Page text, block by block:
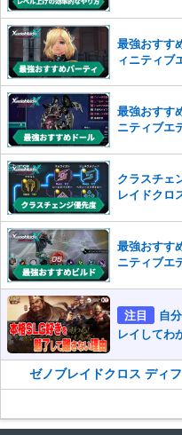
また、過度な利用規約の違反や
った場合は、法的措置をとらせ
かじめご理解くださいませ。
最強おすす
ィニティブ
最強おすす
ニティブエ
クラスチェ
レイドクロ
最強おすす
ニティブエ
注目
自
レイしてわ
ゼノブレイドクロス ディ